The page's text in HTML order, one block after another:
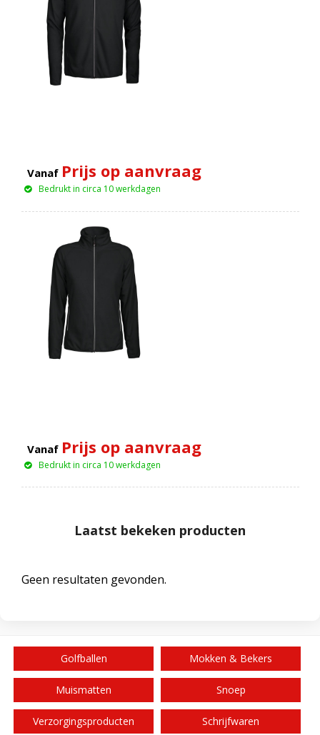
Vanaf Prijs op aanvraag
Bedrukt in circa 10 werkdagen
Vanaf Prijs op aanvraag
Bedrukt in circa 10 werkdagen
Laatst bekeken producten
Geen resultaten gevonden.
Golfballen Mokken & Bekers
Muismatten Snoep
Verzorgingsproducten Schrijfwaren